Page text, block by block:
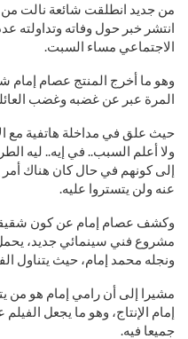
من جديد انطلقت شائعة نالت من
انتشر خبر حول وفاته وتداولته
الاجتماعي مساء السبت.
وهو ما أخرج المنتج عصام إمام
المرة عبر عن غضبه وغضب
حيث علق في مداخلة هاتفية مع
ولا أعلم السبب.. في إيه.. ليه
إلى كونهم في حال كان هناك أمر
عنه ولن يتستروا عليه.
وكشف عصام إمام عن كون
مشروع فني سينمائي جديد، يحمل
ونجله محمد إمام، حيث يتناول
مشيرا إلى أن رامي إمام هو من
إمام الإنتاج، وهو ما يجعل
جميعا فيه.